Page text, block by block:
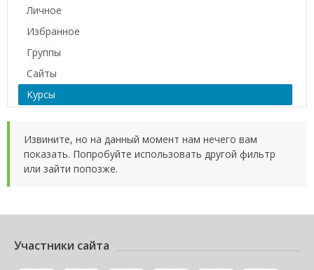
Личное
Избранное
Группы
Сайты
Курсы
Извините, но на данный момент нам нечего вам
показать. Попробуйте использовать другой фильтр
или зайти попозже.
Участники сайта